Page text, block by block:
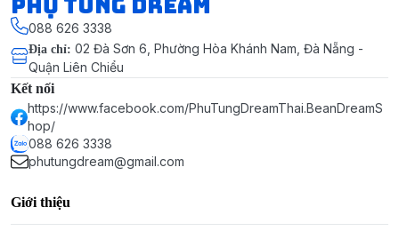
Phụ Tùng Dream
088 626 3338
Địa chỉ: 02 Đà Sơn 6, Phường Hòa Khánh Nam, Đà Nẵng -
Quận Liên Chiểu
Kết nối
https://www.facebook.com/PhuTungDreamThai.BeanDreamS
hop/
088 626 3338
phutungdream@gmail.com
Giới thiệu